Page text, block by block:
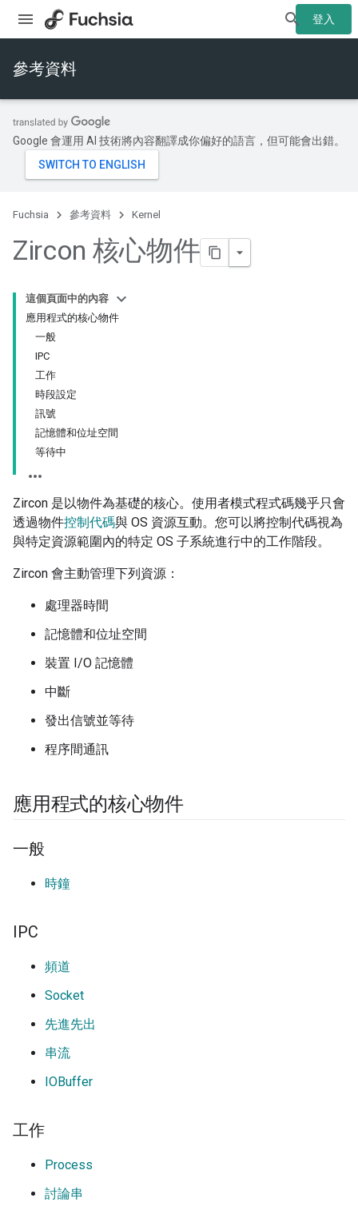
登入
參考資料
Google 會運用 AI 技術將內容翻譯成你偏好的語言，但可能會出錯。
Fuchsia 參考資料 Kernel
Zircon 核心物件
這個頁面中的內容
應用程式的核心物件
一般
IPC
工作
時段設定
訊號
記憶體和位址空間
等待中
Zircon 是以物件為基礎的核心。使用者模式程式碼幾乎只會
透過物件控制代碼與 OS 資源互動。您可以將控制代碼視為
與特定資源範圍內的特定 OS 子系統進行中的工作階段。
Zircon 會主動管理下列資源：
處理器時間
記憶體和位址空間
裝置 I/O 記憶體
中斷
發出信號並等待
程序間通訊
應用程式的核心物件
一般
時鐘
IPC
頻道
Socket
先進先出
串流
IOBuffer
工作
Process
討論串